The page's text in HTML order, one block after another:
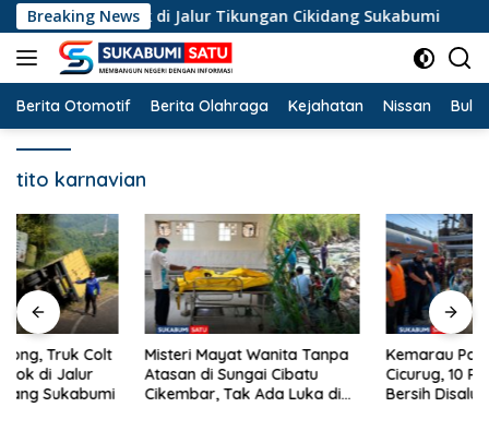
Langsung
ke
konten
Breaking News
Terperosok di Jalur Tikungan Cikidang Sukabumi
Berita Otomotif Berita Olahraga Kejahatan Nissan
tito karnavian
Misteri Mayat Wanita Tanpa
Atasan di Sungai Cibatu
Cikembar, Tak Ada Luka di
Kemarau Panjang Landa
Cicurug, 10 Ribu Liter Air
Bersih Disalurkan ke